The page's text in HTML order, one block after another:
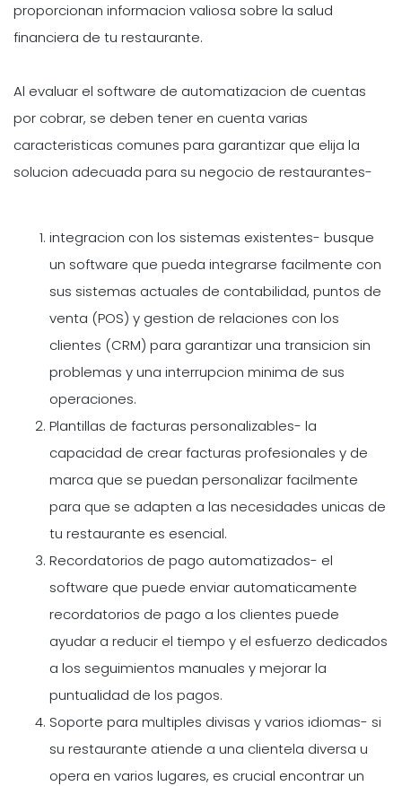
proporcionan informacion valiosa sobre la salud
financiera de tu restaurante.
Al evaluar el software de automatizacion de cuentas
por cobrar, se deben tener en cuenta varias
caracteristicas comunes para garantizar que elija la
solucion adecuada para su negocio de restaurantes-
integracion con los sistemas existentes- busque
un software que pueda integrarse facilmente con
sus sistemas actuales de contabilidad, puntos de
venta (POS) y gestion de relaciones con los
clientes (CRM) para garantizar una transicion sin
problemas y una interrupcion minima de sus
operaciones.
Plantillas de facturas personalizables- la
capacidad de crear facturas profesionales y de
marca que se puedan personalizar facilmente
para que se adapten a las necesidades unicas de
tu restaurante es esencial.
Recordatorios de pago automatizados- el
software que puede enviar automaticamente
recordatorios de pago a los clientes puede
ayudar a reducir el tiempo y el esfuerzo dedicados
a los seguimientos manuales y mejorar la
puntualidad de los pagos.
Soporte para multiples divisas y varios idiomas- si
su restaurante atiende a una clientela diversa u
opera en varios lugares, es crucial encontrar un